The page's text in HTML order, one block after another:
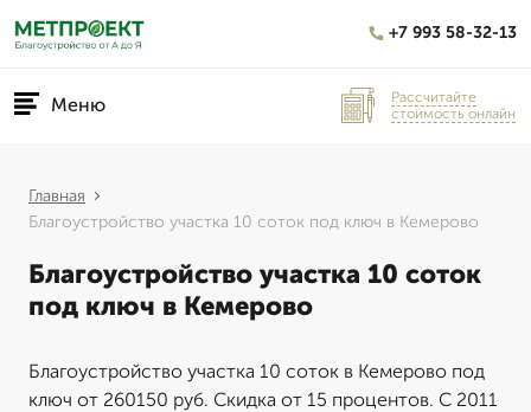
+7 993 58-32-13
Меню
Рассчитайте
стоимость онлайн
Главная
Благоустройство участка 10 соток под ключ в Кемерово
Благоустройство участка 10 соток
под ключ в Кемерово
Благоустройство участка 10 соток в Кемерово под
ключ от 260150 руб. Скидка от 15 процентов. С 2011